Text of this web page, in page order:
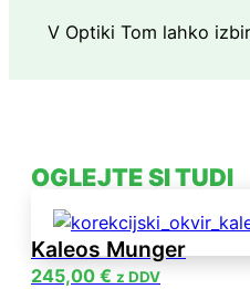
V Optiki Tom lahko
OGLEJTE SI TUDI
Kaleos Munger
245,00 € z DDV